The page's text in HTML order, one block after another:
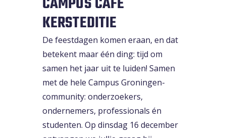
CAMPUS CAFE
KERSTEDITIE
De feestdagen komen eraan, en dat
betekent maar één ding: tijd om
samen het jaar uit te luiden! Samen
met de hele Campus Groningen-
community: onderzoekers,
ondernemers, professionals én
studenten. Op dinsdag 16 december